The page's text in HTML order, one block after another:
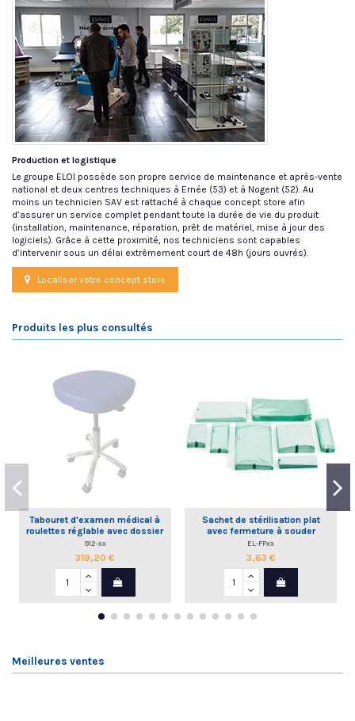
Production et logistique
Le groupe ELOI possède son propre service de maintenance et après-vente
national et deux centres techniques à Ernée (53) et à Nogent (52). Au
moins un technicien SAV est rattaché à chaque concept store afin
d’assurer un service complet pendant toute la durée de vie du produit
(installation, maintenance, réparation, prêt de matériel, mise à jour des
logiciels). Grâce à cette proximité, nos techniciens sont capables
d’intervenir sous un délai extrêmement court de 48h (jours ouvrés).
Localiser votre concept store
Produits les plus consultés
Tabouret d'examen médical à
roulettes réglable avec dossier
commande à la main
912-xx
319,20 €
Sachet de stérilisation plat
avec fermeture à souder
EL-FPxx
3,63 €
Meilleures ventes